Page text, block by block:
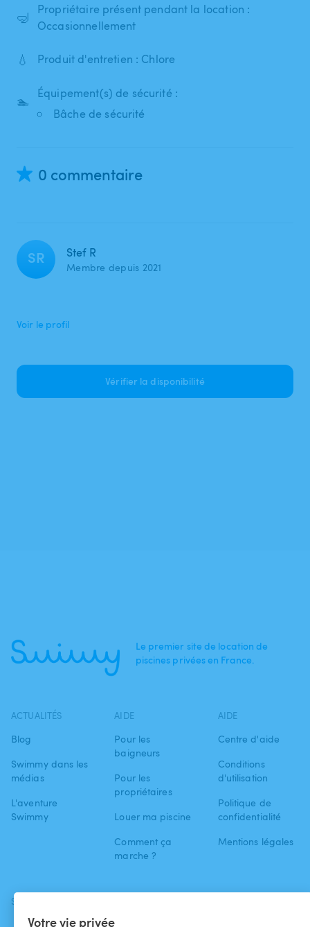
Votre vie privée
🤿
Propriétaire présent pendant la location :
Occasionnellement
💧 Produit d'entretien : Chlore
🏊
Équipement(s) de sécurité :
Bâche de sécurité
0 commentaire
SR Stef R
Membre depuis 2021
Voir le profil
Vérifier la disponibilité
Le premier site de location de
piscines privées en France.
ACTUALITÉS
Blog
Swimmy dans les
médias
L'aventure
Swimmy
AIDE
Pour les
baigneurs
Pour les
propriétaires
Louer ma piscine
Comment ça
marche ?
AIDE
Centre d'aide
Conditions
d'utilisation
Politique de
confidentialité
Mentions légales
SUIVEZ-NOUS